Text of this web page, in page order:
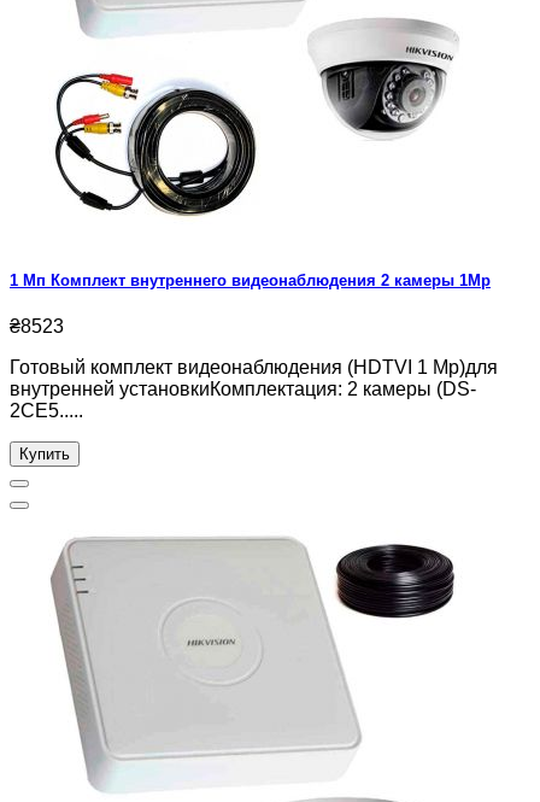
1 Мп Комплект внутреннего видеонаблюдения 2 камеры 1Mp
₴8523
Готовый комплект видеонаблюдения (HDTVI 1 Mp)для
внутренней установкиКомплектация: 2 камеры (DS-
2CE5.....
Купить